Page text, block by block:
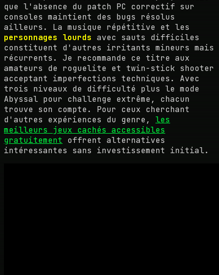
que l'absence du patch PC correctif sur
consoles maintient des bugs résolus
ailleurs. La musique répétitive et les
personnages lourds avec sauts difficiles
constituent d'autres irritants mineurs mais
récurrents. Je recommande ce titre aux
amateurs de roguelite et twin-stick shooter
acceptant imperfections techniques. Avec
trois niveaux de difficulté plus le mode
Abyssal pour challenge extrême, chacun
trouve son compte. Pour ceux cherchant
d'autres expériences du genre, les
meilleurs jeux cachés accessibles
gratuitement offrent alternatives
intéressantes sans investissement initial.